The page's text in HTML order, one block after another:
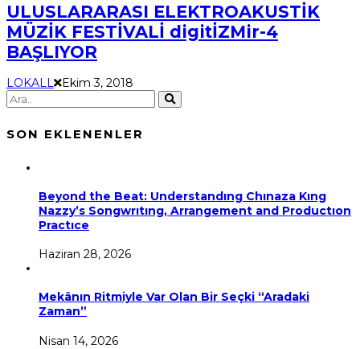
ULUSLARARASI ELEKTROAKUSTİK
MÜZİK FESTİVALİ digitİZMir-4
BAŞLIYOR
LOKALL Ekim 3, 2018
SON EKLENENLER
Beyond the Beat: Understandıng Chınaza Kıng
Nazzy’s Songwrıtıng, Arrangement and Productıon
Practıce
Haziran 28, 2026
Mekânın Ritmiyle Var Olan Bir Seçki “Aradaki
Zaman”
Nisan 14, 2026